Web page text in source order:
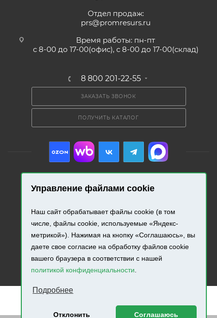
Управление файлами cookie
Наш сайт обрабатывает файлы cookie (в том
числе, файлы cookie, используемые «Яндекс-
метрикой»). Нажимая на кнопку «Соглашаюсь», вы
даете свое согласие на обработку файлов cookie
вашего браузера в соответствии с нашей
политикой конфиденциальности.
Подробнее
Отклонить Соглашаюсь
Отдел продаж:
prs@promresurs.ru
Время работы: пн-пт
с 8-00 до 17-00(офис), с 8-00 до 17-00(склад)
8 800 201-22-55
ЗАКАЗАТЬ ЗВОНОК
ПОЛУЧИТЬ КАТАЛОГ
2026 © «Промресурс». Все права защищены.
Разработка и продвижение сайта.